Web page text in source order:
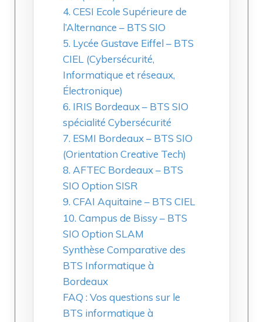
4. CESI Ecole Supérieure de
l’Alternance – BTS SIO
5. Lycée Gustave Eiffel – BTS
CIEL (Cybersécurité,
Informatique et réseaux,
Électronique)
6. IRIS Bordeaux – BTS SIO
spécialité Cybersécurité
7. ESMI Bordeaux – BTS SIO
(Orientation Creative Tech)
8. AFTEC Bordeaux – BTS
SIO Option SISR
9. CFAI Aquitaine – BTS CIEL
10. Campus de Bissy – BTS
SIO Option SLAM
Synthèse Comparative des
BTS Informatique à
Bordeaux
FAQ : Vos questions sur le
BTS informatique à